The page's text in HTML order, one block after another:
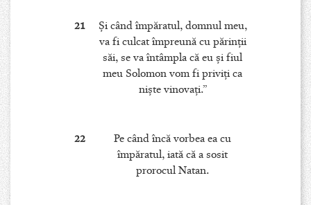
21
Şi când împăratul, domnul meu,
va fi culcat împreună cu părinţii
săi, se va întâmpla că eu şi fiul
meu Solomon vom fi priviţi ca
nişte vinovaţi.”
22
Pe când încă vorbea ea cu
împăratul, iată că a sosit
prorocul Natan.